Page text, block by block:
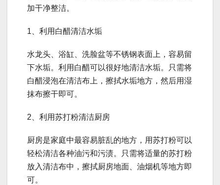
加干净整洁。
1、利用白醋清洁水垢
水龙头、浴缸、洗脸盆等不锈钢表面上，容易留
下水垢。利用白醋可以很好地清洁水垢。只需将
白醋浸泡在清洁布上，擦拭水垢地方，然后用湿
抹布擦干即可。
2、利用苏打粉清洁厨房
厨房是家庭中最容易脏乱的地方，用苏打粉可以
轻松清洁各种油污和污渍。只需将适量的苏打粉
放入清洁布中，擦拭厨房地面、油烟机等地方即
可。